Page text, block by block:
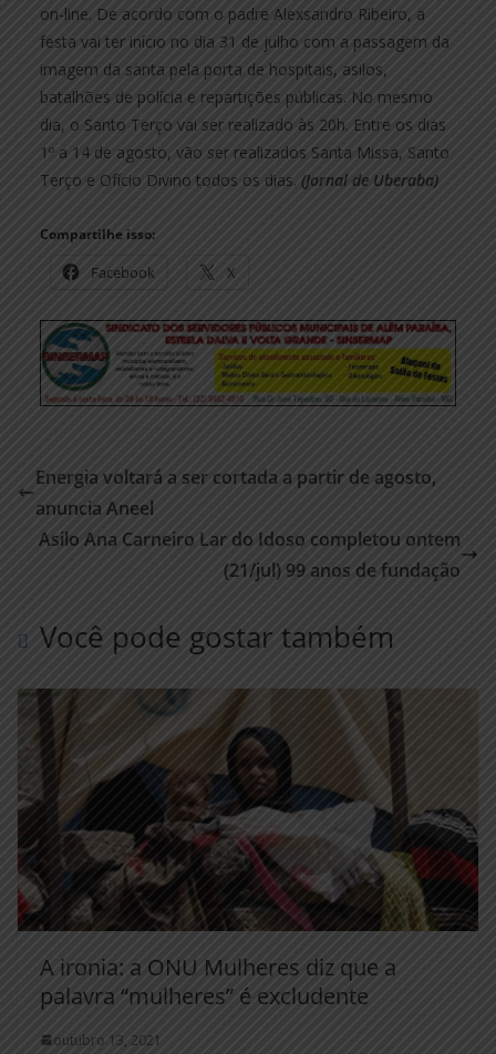
on-line. De acordo com o padre Alexsandro Ribeiro, a
festa vai ter início no dia 31 de julho com a passagem da
imagem da santa pela porta de hospitais, asilos,
batalhões de polícia e repartições públicas. No mesmo
dia, o Santo Terço vai ser realizado às 20h. Entre os dias
1º a 14 de agosto, vão ser realizados Santa Missa, Santo
Terço e Ofício Divino todos os dias. (Jornal de Uberaba)
Compartilhe isso:
Facebook X
Energia voltará a ser cortada a partir de agosto,
anuncia Aneel
Asilo Ana Carneiro Lar do Idoso completou ontem
(21/jul) 99 anos de fundação
Você pode gostar também
A ironia: a ONU Mulheres diz que a
palavra “mulheres” é excludente
outubro 13, 2021